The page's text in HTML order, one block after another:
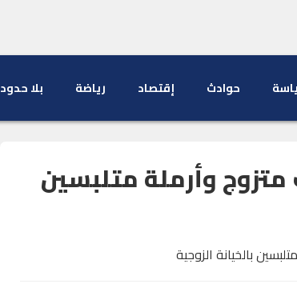
حوادث إقتصاد رياضة بلا حدود
وأرملة متلبسين